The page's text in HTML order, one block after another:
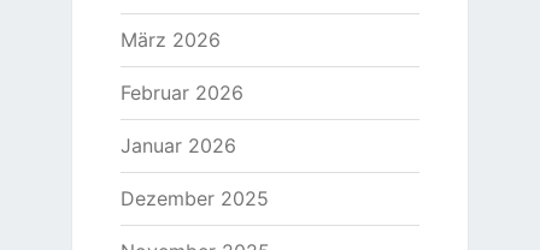
März 2026
Februar 2026
Januar 2026
Dezember 2025